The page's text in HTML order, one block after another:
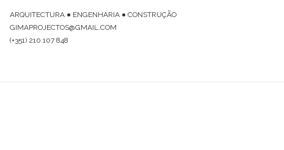
ARQUITECTURA ● ENGENHARIA ● CONSTRUÇÃO
GIMAPROJECTOS@GMAIL.COM
(+351) 210 107 848